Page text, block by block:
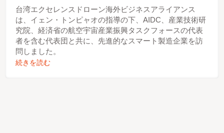
台湾エクセレンスドローン海外ビジネスアライアンス
は、イェン・トンピャオの指導の下、AIDC、産業技術研
究院、経済省の航空宇宙産業振興タスクフォースの代表
者を含む代表団と共に、先進的なスマート製造企業を訪
問しました。
続きを読む